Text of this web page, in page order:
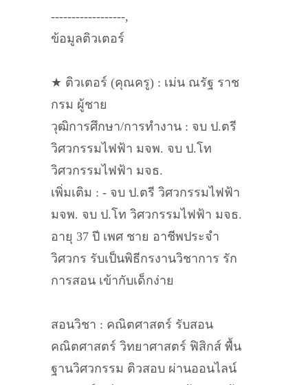
------------------,
ข้อมูลติวเตอร์
★ ติวเตอร์ (คุณครู) : เม่น ณรัฐ ราช
กรม ผู้ชาย
วุฒิการศึกษา/การทำงาน : จบ ป.ตรี
วิศวกรรมไฟฟ้า มจพ. จบ ป.โท
วิศวกรรมไฟฟ้า มจธ.
เพิ่มเติม : - จบ ป.ตรี วิศวกรรมไฟฟ้า
มจพ. จบ ป.โท วิศวกรรมไฟฟ้า มจธ.
อายุ 37 ปี เพศ ชาย อาชีพประจำ
วิศวกร รับเป็นพิธีกรงานวิชาการ รัก
การสอน เข้ากับเด็กง่าย
สอนวิชา : คณิตศาสตร์ รับสอน
คณิตศาสตร์ วิทยาศาสตร์ ฟิสิกส์ พื้น
ฐานวิศวกรรม ติวสอบ ผ่านออนไลน์